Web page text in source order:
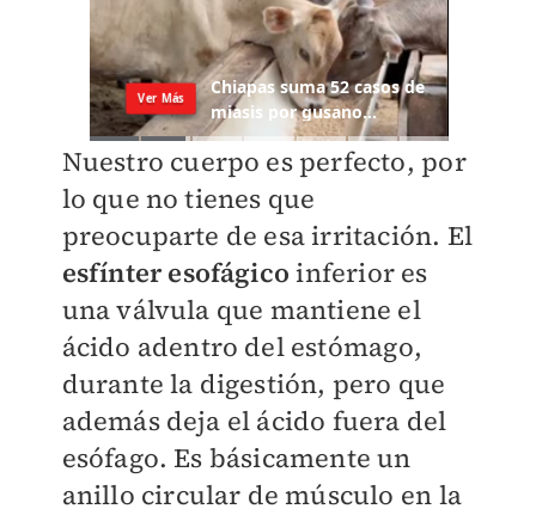
Nuestro cuerpo es perfecto, por
lo que no tienes que
preocuparte de esa irritación. El
esfínter esofágicoinferior es
una válvula que mantiene el
ácido adentro del estómago,
durante la digestión, pero que
además deja el ácido fuera del
esófago. Es básicamente un
anillo circular de músculo en la